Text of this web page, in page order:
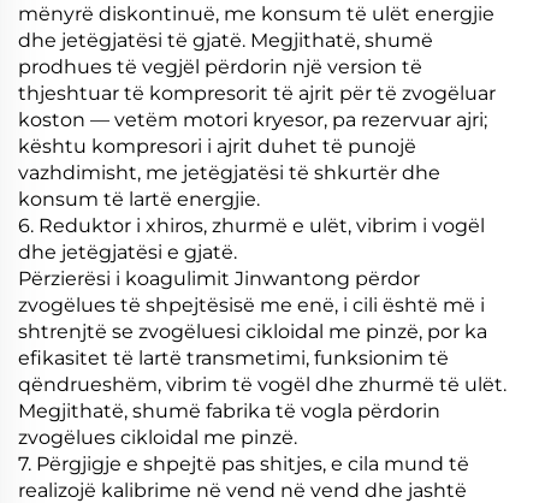
mënyrë diskontinuë, me konsum të ulët energjie
dhe jetëgjatësi të gjatë. Megjithatë, shumë
prodhues të vegjël përdorin një version të
thjeshtuar të kompresorit të ajrit për të zvogëluar
koston — vetëm motori kryesor, pa rezervuar ajri;
kështu kompresori i ajrit duhet të punojë
vazhdimisht, me jetëgjatësi të shkurtër dhe
konsum të lartë energjie.
6. Reduktor i xhiros, zhurmë e ulët, vibrim i vogël
dhe jetëgjatësi e gjatë.
Përzierësi i koagulimit Jinwantong përdor
zvogëlues të shpejtësisë me enë, i cili është më i
shtrenjtë se zvogëluesi cikloidal me pinzë, por ka
efikasitet të lartë transmetimi, funksionim të
qëndrueshëm, vibrim të vogël dhe zhurmë të ulët.
Megjithatë, shumë fabrika të vogla përdorin
zvogëlues cikloidal me pinzë.
7. Përgjigje e shpejtë pas shitjes, e cila mund të
realizojë kalibrime në vend në vend dhe jashtë